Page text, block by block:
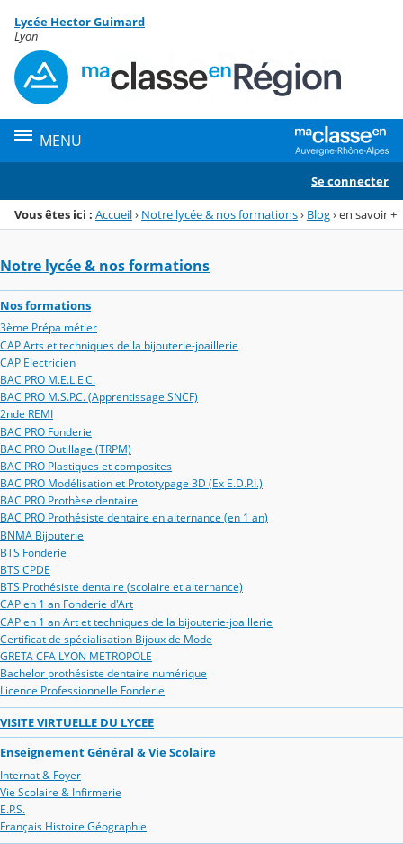
Menu de la rubrique
Contenu
Lycée Hector Guimard
Lyon
MENU
Se connecter
Vous êtes ici : Accueil› Notre lycée & nos formations› Blog›en savoir +
Notre lycée & nos formations
Nos formations
3ème Prépa métier
CAP Arts et techniques de la bijouterie-joaillerie
CAP Electricien
BAC PRO M.E.L.E.C.
BAC PRO M.S.P.C. (Apprentissage SNCF)
2nde REMI
BAC PRO Fonderie
BAC PRO Outillage (TRPM)
BAC PRO Plastiques et composites
BAC PRO Modélisation et Prototypage 3D (Ex E.D.P.I.)
BAC PRO Prothèse dentaire
BAC PRO Prothésiste dentaire en alternance (en 1 an)
BNMA Bijouterie
BTS Fonderie
BTS CPDE
BTS Prothésiste dentaire (scolaire et alternance)
CAP en 1 an Fonderie d'Art
CAP en 1 an Art et techniques de la bijouterie-joaillerie
Certificat de spécialisation Bijoux de Mode
GRETA CFA LYON METROPOLE
Bachelor prothésiste dentaire numérique
Licence Professionnelle Fonderie
VISITE VIRTUELLE DU LYCEE
Enseignement Général & Vie Scolaire
Internat & Foyer
Vie Scolaire & Infirmerie
E.P.S.
Français Histoire Géographie